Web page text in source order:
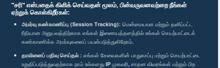
"சரி" என்பதைக் கிளிக் செய்வதன் மூலம், பின்வருவனவற்றை நீங்கள்
ஏற்றுக் கொள்கிறீர்கள்:
அமர்வு கண்காணிப்பு (Session Tracking): மென்மையான மற்றும் தனிப்பட்ட
ரீதியான அனுபவத்திற்காக எங்கள் இணையத்தளத்தில் உங்கள் செயற்பாட்டைக்
கண்காணிக்க அமர்வுகளைப் பயன்படுத்துகிறோம்.
தரவினைப் பதிவு செய்தல் : எங்கள் சேவைகளின் பாதுகாப்பு மற்றும் செயற்பாட்டை
உறுதிப்படுத்துவதற்காக நாம் உங்களது IP முகவரி, சாதன விவரங்கள் மற்றும் பிற
பி.ப. 2:57 - பி.ப. 3:04
பி.ப. 3:04 - பி.ப. 3:14
எம்மை பின்தொடர்க :
விருதுகள்